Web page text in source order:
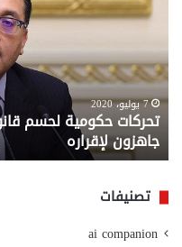
لحسم
قانون
القديم..والبرلمان:
جاهزون
لإقراره
7 يوليو، 2020
تحركات حكومية لحسم
جاهزون لإقراره
تصنيفات
ai companion